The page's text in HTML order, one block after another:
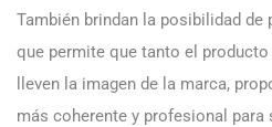
También brindan la posibilidad de
que permite que tanto el
lleven la imagen de la marca,
más coherente y profesional para